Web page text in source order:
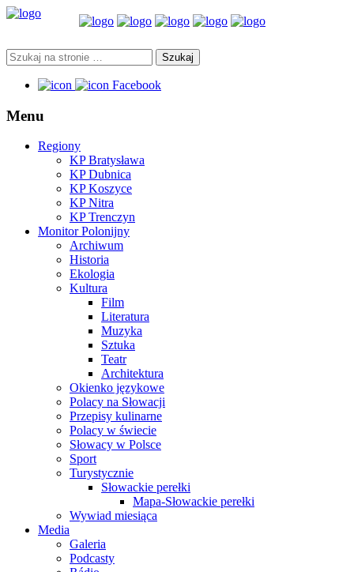
Facebook
Menu
Regiony
KP Bratysława
KP Dubnica
KP Koszyce
KP Nitra
KP Trenczyn
Monitor Polonijny
Archiwum
Historia
Ekologia
Kultura
Film
Literatura
Muzyka
Sztuka
Teatr
Architektura
Okienko językowe
Polacy na Słowacji
Przepisy kulinarne
Polacy w świecie
Słowacy w Polsce
Sport
Turystycznie
Słowackie perełki
Mapa-Słowackie perełki
Wywiad miesiąca
Media
Galeria
Podcasty